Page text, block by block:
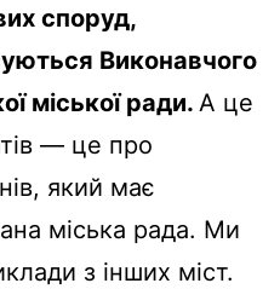
споруд,
Виконавчого
міської ради. А це
— це про
який має
міська рада. Ми
з інших міст.